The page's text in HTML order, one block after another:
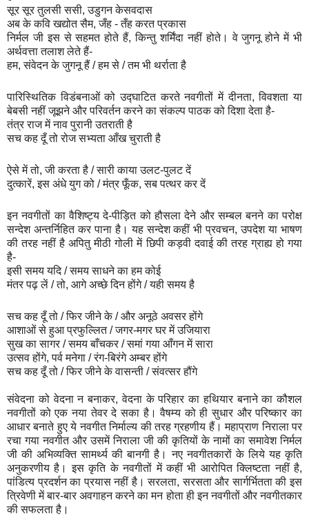
सूर सूर तुलसी ससी, उडुगन केसवदास
अब के कवि खद्योत सैम, जँह - तँह करत प्रकास
निर्मल जी इस से सहमत होते हैं, किन्तु शर्मिंदा नहीं होते। वे जुगनू होने में भी
अर्थवत्ता तलाश लेते हैं-
हम, संवेदन के जुगनू हैं / हम से / तम भी थर्राता है
पारिस्थितिक विडंबनाओं को उद्घाटित करते नवगीतों में दीनता, विवशता या
बेबसी नहीं जूझने और परिवर्तन करने का संकल्प पाठक को दिशा देता है-
तंत्र राज में नाव पुरानी उतराती है
सच कह दूँ तो रोज सभ्यता आँख चुराती है
ऐसे में तो, जी करता है / सारी काया उलट-पुलट दें
दुत्कारें, इस अंधे युग को / मंत्र फूँक, सब पत्थर कर दें
इन नवगीतों का वैशिष्ट्य दे-पीड़ित को हौसला देने और सम्बल बनने का परोक्ष
सन्देश अन्तर्निहित कर पाना है। यह सन्देश कहीं भी प्रवचन, उपदेश या भाषण
की तरह नहीं है अपितु मीठी गोली में छिपी कड़वी दवाई की तरह ग्राह्य हो गया
है-
इसी समय यदि / समय साधने का हम कोई
मंतर पढ़ लें / तो, आगे अच्छे दिन होंगे / यही समय है
सच कह दूँ तो / फिर जीने के / और अनूठे अवसर होंगे
आशाओं से हुआ प्रफुल्लित / जगर-मगर घर में उजियारा
सुख का सागर / समय बाँचकर / समां गया आँगन में सारा
उत्सव होंगे, पर्व मनेगा / रंग-बिरंगे अम्बर होंगे
सच कह दूँ तो / फिर जीने के वासन्ती / संवत्सर हौंगे
संवेदना को वेदना न बनाकर, वेदना के परिहार का हथियार बनाने का कौशल
नवगीतों को एक नया तेवर दे सका है। वैषम्य को ही सुधार और परिष्कार का
आधार बनाते हुए ये नवगीत निर्माल्य की तरह ग्रहणीय हैं। महाप्राण निराला पर
रचा गया नवगीत और उसमें निराला जी की कृतियों के नामों का समावेश निर्मल
जी की अभिव्यक्ति सामर्थ्य की बानगी है। नए नवगीतकारों के लिये यह कृति
अनुकरणीय है। इस कृति के नवगीतों में कहीं भी आरोपित क्लिष्टता नहीं है,
पांडित्य प्रदर्शन का प्रयास नहीं है। सरलता, सरसता और सार्गर्भितता की इस
त्रिवेणी में बार-बार अवगाहन करने का मन होता ही इन नवगीतों और नवगीतकार
की सफलता है।